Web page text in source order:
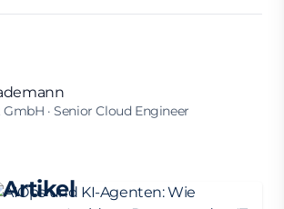
· Senior Cloud Engineer